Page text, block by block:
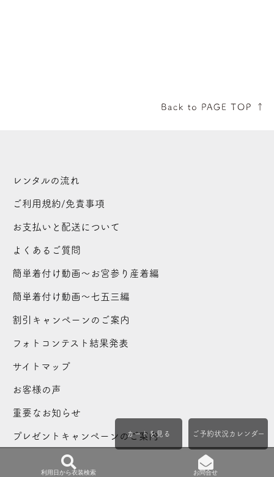
カートを見る ご予約状況カレンダー
レンタルの流れ
ご利用規約/免責事項
お支払いと配送について
よくあるご質問
簡単着付け動画～お宮参り産着編
簡単着付け動画～七五三編
割引キャンペーンのご案内
フォトコンテスト結果発表
サイトマップ
お客様の声
重要なお知らせ
プレゼントキャンペーンのご案内
利用日から衣装検索 お問合せ